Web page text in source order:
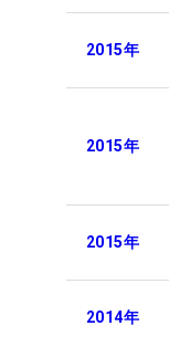
2015年
2015年
2015年
2014年